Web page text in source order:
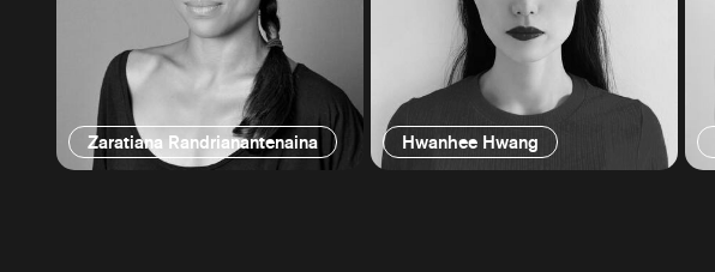
Zaratiana Randrianantenaina Hwanhee Hwang